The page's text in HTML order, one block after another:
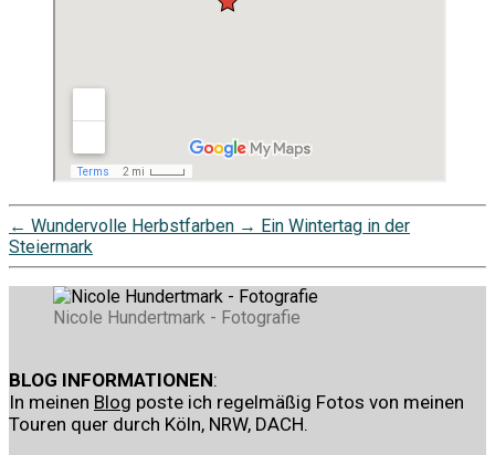
← Wundervolle Herbstfarben → Ein Wintertag in der
Steiermark
Nicole Hundertmark - Fotografie
BLOG INFORMATIONEN:
In meinen Blog poste ich regelmäßig Fotos von meinen
Touren quer durch Köln, NRW, DACH.